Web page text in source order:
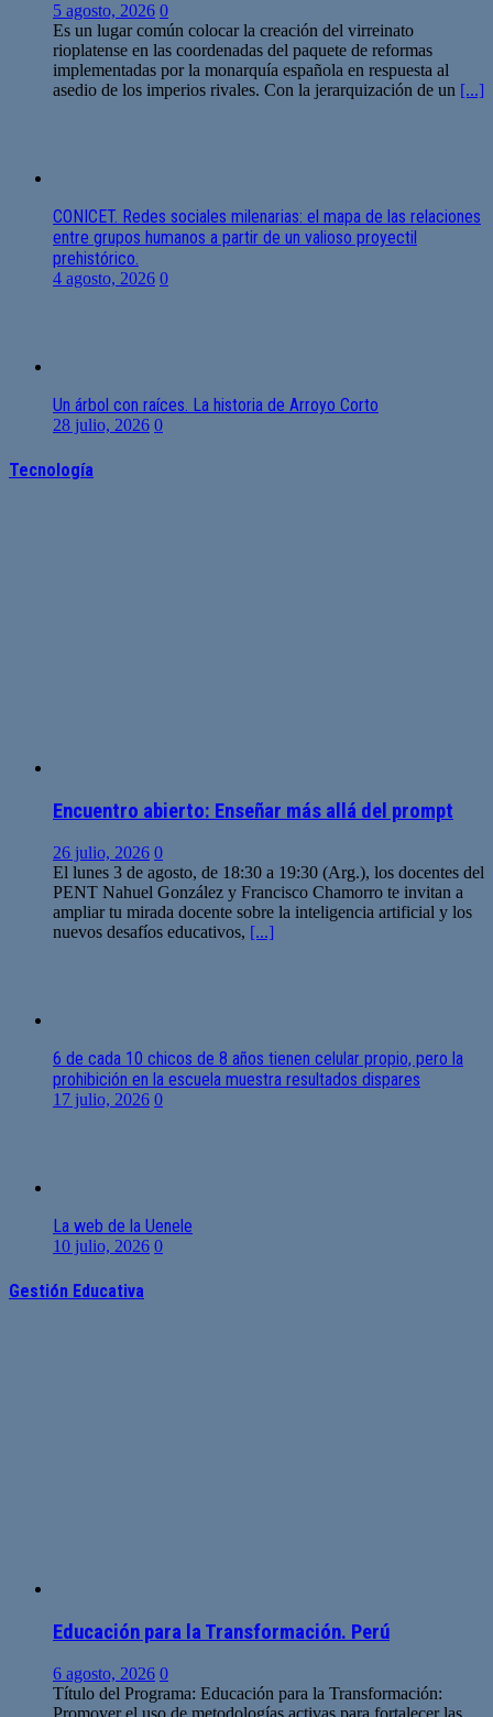
5 agosto, 2026 0
Es un lugar común colocar la creación del virreinato
rioplatense en las coordenadas del paquete de reformas
implementadas por la monarquía española en respuesta al
asedio de los imperios rivales. Con la jerarquización de un [...]
CONICET. Redes sociales milenarias: el mapa de las relaciones
entre grupos humanos a partir de un valioso proyectil
prehistórico.
4 agosto, 2026 0
Un árbol con raíces. La historia de Arroyo Corto
28 julio, 2026 0
Tecnología
Encuentro abierto: Enseñar más allá del prompt
26 julio, 2026 0
El lunes 3 de agosto, de 18:30 a 19:30 (Arg.), los docentes del
PENT Nahuel González y Francisco Chamorro te invitan a
ampliar tu mirada docente sobre la inteligencia artificial y los
nuevos desafíos educativos, [...]
6 de cada 10 chicos de 8 años tienen celular propio, pero la
prohibición en la escuela muestra resultados dispares
17 julio, 2026 0
La web de la Uenele
10 julio, 2026 0
Gestión Educativa
Educación para la Transformación. Perú
6 agosto, 2026 0
Título del Programa: Educación para la Transformación: